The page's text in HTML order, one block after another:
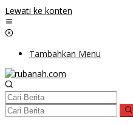
Lewati ke konten
Tambahkan Menu